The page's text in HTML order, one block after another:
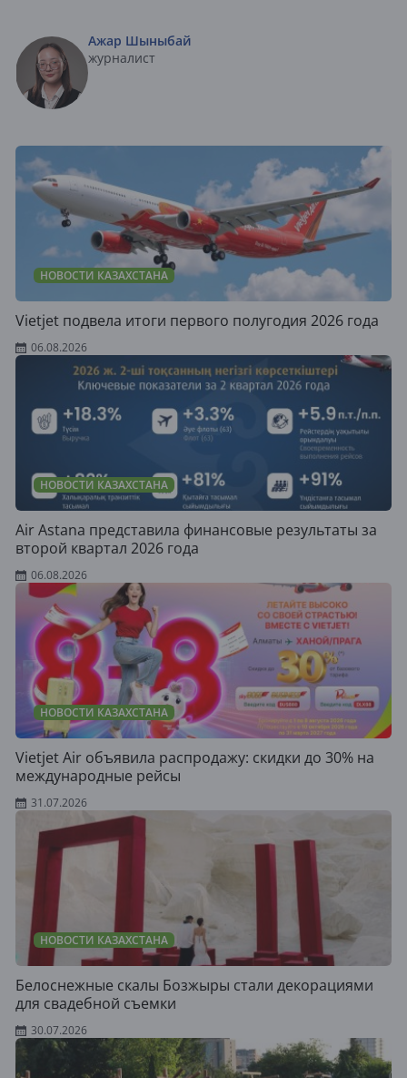
Ажар Шыныбай
журналист
НОВОСТИ КАЗАХСТАНА
Vietjet подвела итоги первого полугодия 2026 года
06.08.2026
НОВОСТИ КАЗАХСТАНА
Air Astana представила финансовые результаты за
второй квартал 2026 года
06.08.2026
НОВОСТИ КАЗАХСТАНА
Vietjet Air объявила распродажу: скидки до 30% на
международные рейсы
31.07.2026
НОВОСТИ КАЗАХСТАНА
Белоснежные скалы Бозжыры стали декорациями
для свадебной съемки
30.07.2026